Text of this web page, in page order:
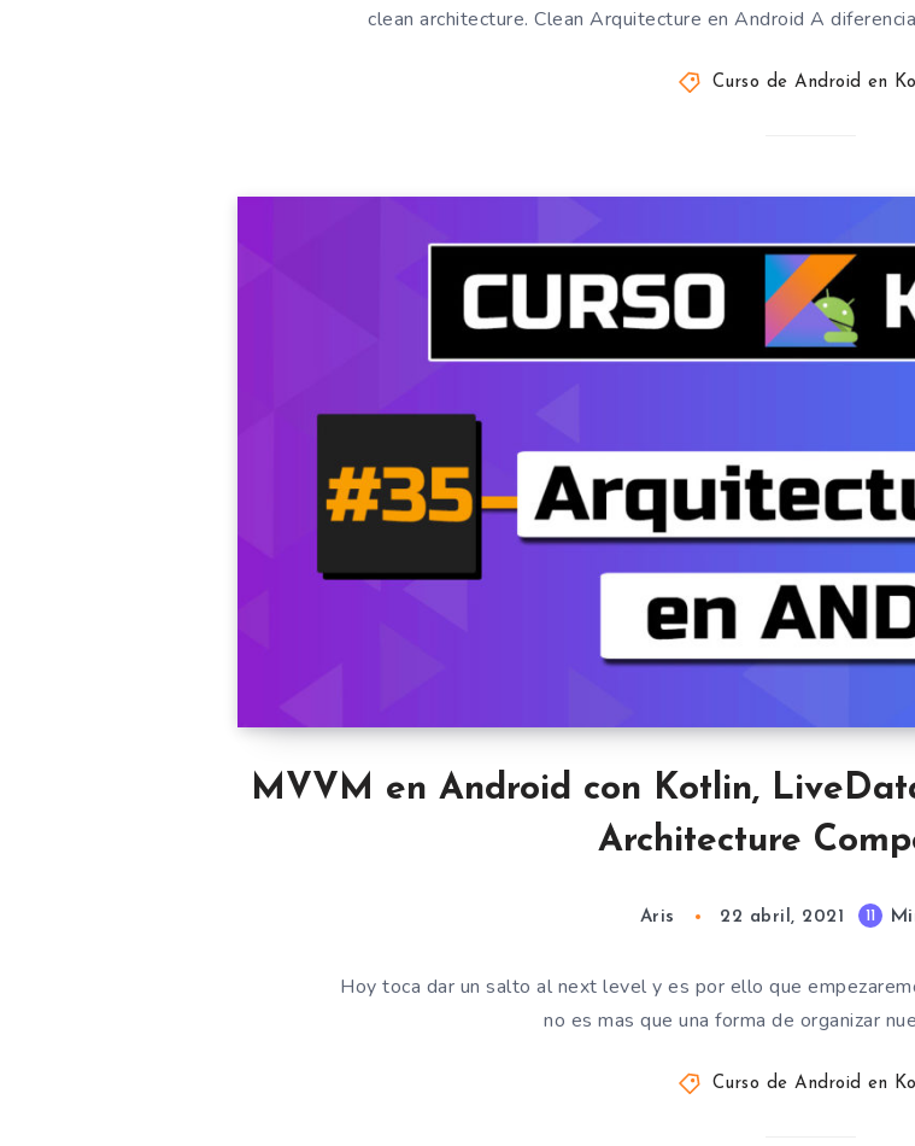
clean architecture. Clean Arquitecture en Android A
Curso de Android en
MVVM en Android con Kotlin,
Architecture
Aris 22 abril, 2021
Hoy toca dar un salto al next level y es por ello que
no es mas que una forma de organizar
Curso de Android en